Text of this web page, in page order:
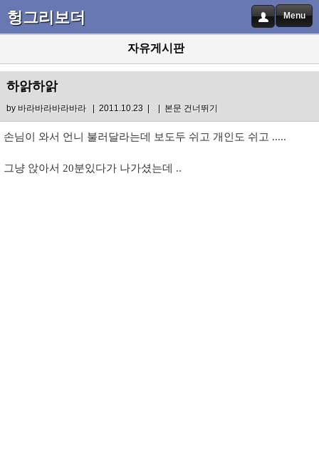
헝그리보더 Menu
자유게시판
하앍하앍
by 바라바라바라바라| 2011.10.23 | | 본문 건너뛰기
손님이 와서 언니 불러달라는데 보도두 쉬고 개인도 쉬고 .....
그냥 앉아서 20분있다가 나가셨는데 ..